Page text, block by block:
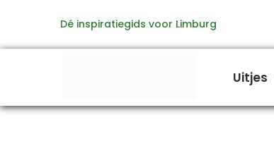
de
Dé inspiratiegids voor Limburg
Uitjes